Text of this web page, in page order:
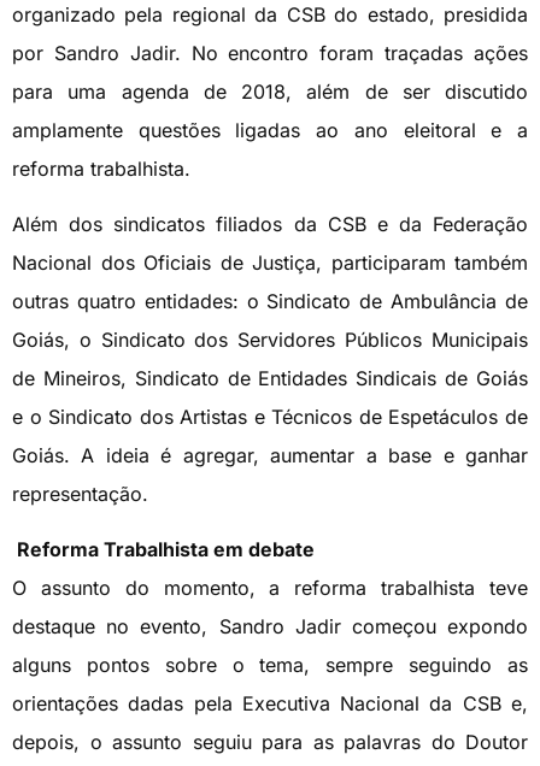
organizado pela regional da CSB do estado, presidida
por Sandro Jadir. No encontro foram traçadas ações
para uma agenda de 2018, além de ser discutido
amplamente questões ligadas ao ano eleitoral e a
reforma trabalhista.
Além dos sindicatos filiados da CSB e da Federação
Nacional dos Oficiais de Justiça, participaram também
outras quatro entidades: o Sindicato de Ambulância de
Goiás, o Sindicato dos Servidores Públicos Municipais
de Mineiros, Sindicato de Entidades Sindicais de Goiás
e o Sindicato dos Artistas e Técnicos de Espetáculos de
Goiás. A ideia é agregar, aumentar a base e ganhar
representação.
Reforma Trabalhista em debate
O assunto do momento, a reforma trabalhista teve
destaque no evento, Sandro Jadir começou expondo
alguns pontos sobre o tema, sempre seguindo as
orientações dadas pela Executiva Nacional da CSB e,
depois, o assunto seguiu para as palavras do Doutor